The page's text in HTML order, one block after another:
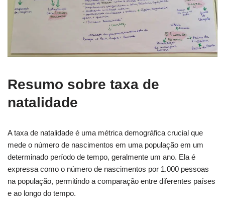
Resumo sobre taxa de
natalidade
A taxa de natalidade é uma métrica demográfica crucial que
mede o número de nascimentos em uma população em um
determinado período de tempo, geralmente um ano. Ela é
expressa como o número de nascimentos por 1.000 pessoas
na população, permitindo a comparação entre diferentes países
e ao longo do tempo.